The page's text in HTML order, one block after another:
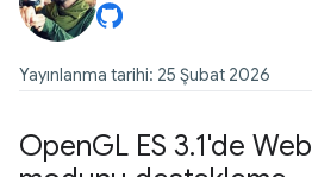
Yayınlanma tarihi: 25 Şubat 2026
OpenGL ES 3.1'de Web